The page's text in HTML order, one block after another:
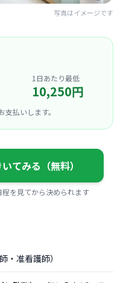
写真はイメージです
1日あたり最低
10,250円
払いします。
てみる（無料）
を見てから決められます
・准看護師）